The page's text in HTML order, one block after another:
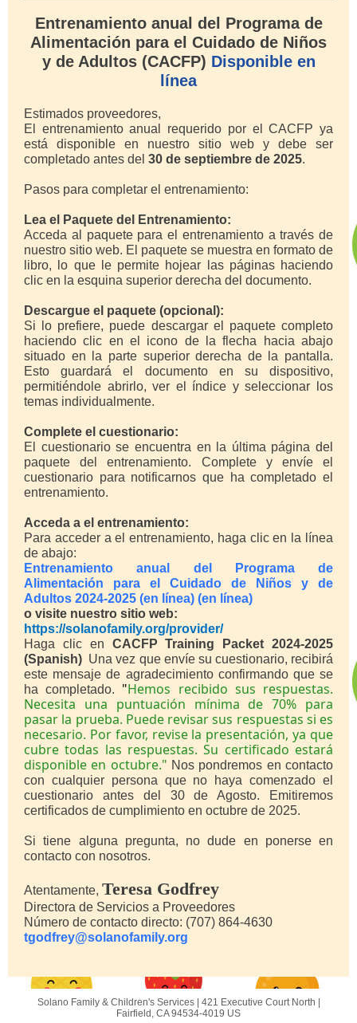
Entrenamiento anual del Programa de
Alimentación para el Cuidado de Niños
y de Adultos (CACFP) Disponible en
línea
Estimados proveedores,
El entrenamiento anual requerido por el CACFP ya
está disponible en nuestro sitio web y debe ser
completado antes del 30 de septiembre de 2025.
Pasos para completar el entrenamiento:
Lea el Paquete del Entrenamiento:
Acceda al paquete para el entrenamiento a través de
nuestro sitio web. El paquete se muestra en formato de
libro, lo que le permite hojear las páginas haciendo
clic en la esquina superior derecha del documento.
Descargue el paquete (opcional):
Si lo prefiere, puede descargar el paquete completo
haciendo clic en el icono de la flecha hacia abajo
situado en la parte superior derecha de la pantalla.
Esto guardará el documento en su dispositivo,
permitiéndole abrirlo, ver el índice y seleccionar los
temas individualmente.
Complete el cuestionario:
El cuestionario se encuentra en la última página del
paquete del entrenamiento. Complete y envíe el
cuestionario para notificarnos que ha completado el
entrenamiento.
Acceda a el entrenamiento:
Para acceder a el entrenamiento, haga clic en la línea
de abajo:
Entrenamiento anual del Programa de
Alimentación para el Cuidado de Niños y de
Adultos 2024-2025 (en línea) (en línea)
o visite nuestro sitio web:
https://solanofamily.org/provider/
Haga clic en
CACFP Training Packet 2024-2025
(Spanish) Una vez que envíe su cuestionario, recibirá
este mensaje de agradecimiento confirmando que se
ha completado. "Hemos recibido sus respuestas.
Necesita una puntuación mínima de 70% para
pasar la prueba. Puede revisar sus respuestas si es
necesario. Por favor, revise la presentación, ya que
cubre todas las respuestas. Su certificado estará
disponible en octubre." Nos pondremos en contacto
con cualquier persona que no haya comenzado el
cuestionario antes del 30 de Agosto.
Emitiremos
certificados de cumplimiento en octubre de 2025.
Si tiene alguna pregunta, no dude en ponerse en
contacto con nosotros.
Atentamente, Teresa Godfrey
Directora de Servicios a Proveedores
Número de contacto directo: (707) 864-4630
tgodfrey@solanofamily.org
Solano Family & Children's Services | 421 Executive Court North
Fairfield, CA 94534-4019 US